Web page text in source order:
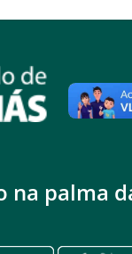
na palma